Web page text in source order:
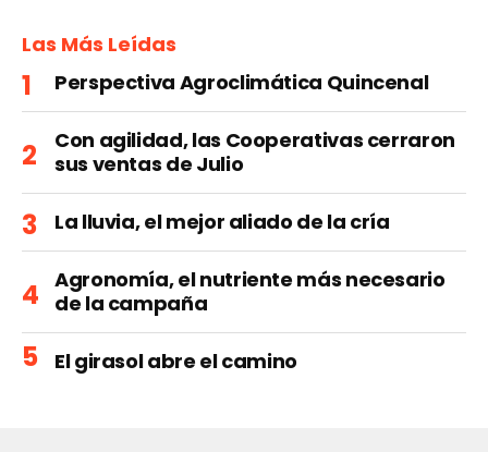
Las Más Leídas
Perspectiva Agroclimática Quincenal
Con agilidad, las Cooperativas cerraron
sus ventas de Julio
La lluvia, el mejor aliado de la cría
Agronomía, el nutriente más necesario
de la campaña
El girasol abre el camino